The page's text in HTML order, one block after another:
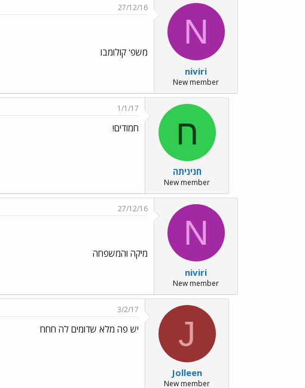
N
niviri
New member
27/12/16
משפ' קולומבו
ח
חניניתה
New member
1/1/17
חמודים!
N
niviri
New member
27/12/16
מיקה והמשפחה
J
Jolleen
New member
3/2/17
יש פה מלא שדומים לה חחח